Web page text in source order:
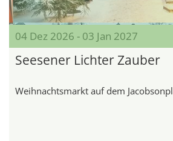
04 Dez 2026 - 03 Jan 2027
Seesener Lichter Zauber
Weihnachtsmarkt auf dem